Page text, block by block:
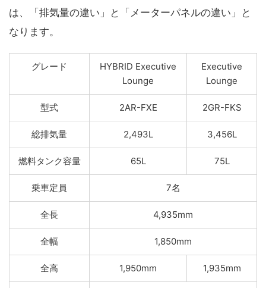
は、「排気量の違い」と「メーターパネルの違い」と
なります。
グレード
HYBRID Executive
Lounge
Executive
Lounge
型式 2AR-FXE 2GR-FKS
総排気量 2,493L 3,456L
燃料タンク容量 65L 75L
乗車定員 7名
全長 4,935mm
全幅 1,850mm
全高 1,950mm 1,935mm